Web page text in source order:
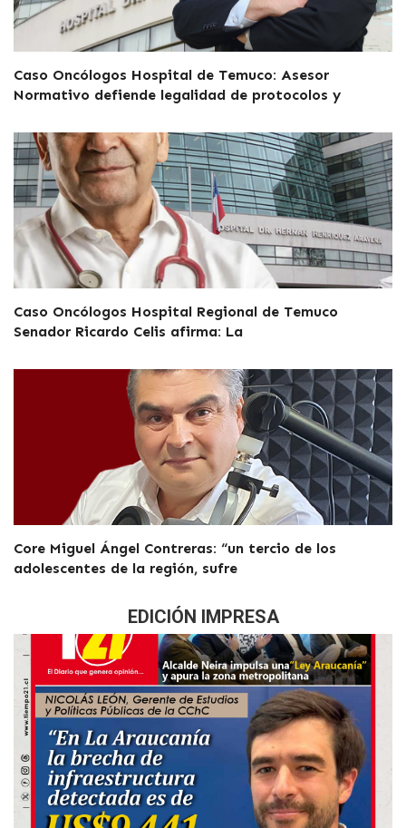
Caso Oncólogos Hospital de Temuco: Asesor
Normativo defiende legalidad de protocolos y
Caso Oncólogos Hospital Regional de Temuco
Senador Ricardo Celis afirma: La
Core Miguel Ángel Contreras: “un tercio de los
adolescentes de la región, sufre
EDICIÓN IMPRESA